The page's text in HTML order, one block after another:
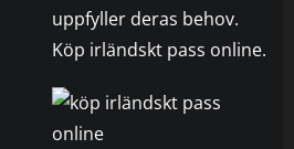
uppfyller deras behov.
Köp irländskt pass online.